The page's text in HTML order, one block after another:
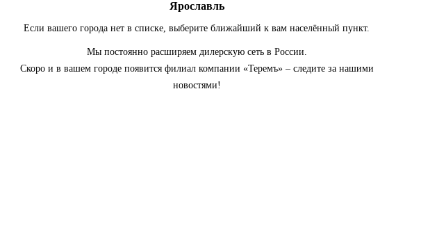
Ярославль
Если вашего города нет в списке, выберите ближайший к вам населённый пункт.
Мы постоянно расширяем дилерскую сеть в России.
Скоро и в вашем городе появится филиал компании «Теремъ» – следите за нашими
новостями!